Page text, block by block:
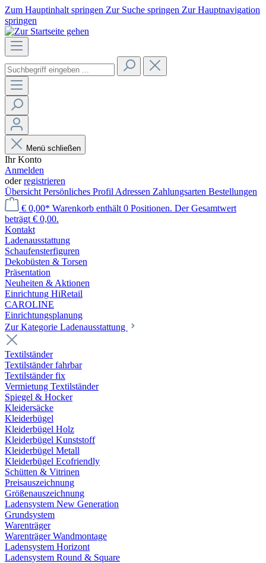
Zum Hauptinhalt springen Zur Suche springen Zur Hauptnavigation
springen
Menü schließen
Ihr Konto
Anmelden
oderregistrieren
Übersicht Persönliches Profil Adressen Zahlungsarten Bestellungen
€ 0,00* Warenkorb enthält 0 Positionen. Der Gesamtwert
beträgt € 0,00.
Kontakt
Laden­ausstattung
Schaufenster­figuren
Dekobüsten & Torsen
Präsentation
Neuheiten & Aktionen
Einrichtung HiRetail
CAROLINE
Einrichtungsplanung
Zur Kategorie Laden­ausstattung
Textilständer
Textilständer fahrbar
Textilständer fix
Vermietung Textilständer
Spiegel & Hocker
Kleidersäcke
Kleiderbügel
Kleiderbügel Holz
Kleiderbügel Kunststoff
Kleiderbügel Metall
Kleiderbügel Ecofriendly
Schütten & Vitrinen
Preisauszeichnung
Größenauszeichnung
Ladensystem New Generation
Grundsystem
Warenträger
Warenträger Wandmontage
Ladensystem Horizont
Ladensystem Round & Square